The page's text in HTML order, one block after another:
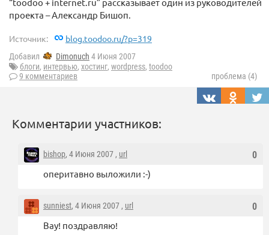
проекта – Александр Бишоп.
Источник: blog.toodoo.ru/?p=319
Добавил Dimonuch 4 Июня 2007
блоги, интервью, хостинг, wordpress, toodoo
9 комментариев
проблема (4)
Комментарии участников:
0
bishop, 4 Июня 2007 , url
оперитавно выложили :-)
0
sunniest, 4 Июня 2007 , url
Вау! поздравляю!